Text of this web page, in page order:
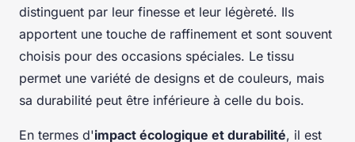
distinguent par leur finesse et leur légèreté. Ils
apportent une touche de raffinement et sont souvent
choisis pour des occasions spéciales. Le tissu
permet une variété de designs et de couleurs, mais
sa durabilité peut être inférieure à celle du bois.
En termes d'impact écologique et durabilité, il est